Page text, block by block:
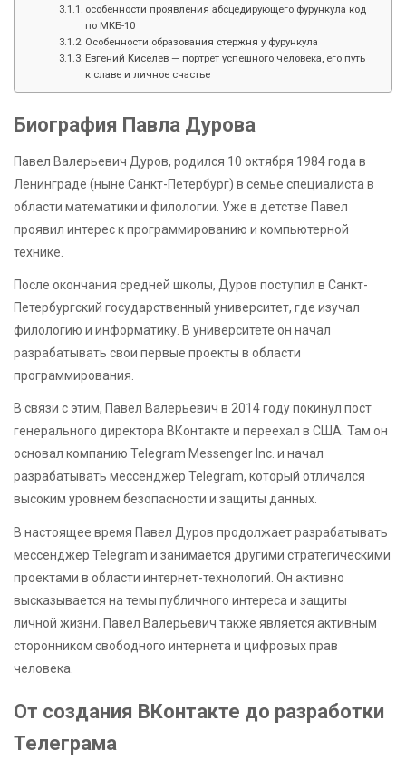
особенности проявления абсцедирующего фурункула код
по МКБ-10
Особенности образования стержня у фурункула
Евгений Киселев — портрет успешного человека, его путь
к славе и личное счастье
Биография Павла Дурова
Павел Валерьевич Дуров, родился 10 октября 1984 года в
Ленинграде (ныне Санкт-Петербург) в семье специалиста в
области математики и филологии. Уже в детстве Павел
проявил интерес к программированию и компьютерной
технике.
После окончания средней школы, Дуров поступил в Санкт-
Петербургский государственный университет, где изучал
филологию и информатику. В университете он начал
разрабатывать свои первые проекты в области
программирования.
В связи с этим, Павел Валерьевич в 2014 году покинул пост
генерального директора ВКонтакте и переехал в США. Там он
основал компанию Telegram Messenger Inc. и начал
разрабатывать мессенджер Telegram, который отличался
высоким уровнем безопасности и защиты данных.
В настоящее время Павел Дуров продолжает разрабатывать
мессенджер Telegram и занимается другими стратегическими
проектами в области интернет-технологий. Он активно
высказывается на темы публичного интереса и защиты
личной жизни. Павел Валерьевич также является активным
сторонником свободного интернета и цифровых прав
человека.
От создания ВКонтакте до разработки
Телеграма